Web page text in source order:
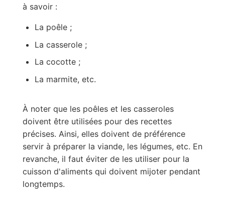
à savoir :
La poêle ;
La casserole ;
La cocotte ;
La marmite, etc.
À noter que les poêles et les casseroles
doivent être utilisées pour des recettes
précises. Ainsi, elles doivent de préférence
servir à préparer la viande, les légumes, etc. En
revanche, il faut éviter de les utiliser pour la
cuisson d'aliments qui doivent mijoter pendant
longtemps.